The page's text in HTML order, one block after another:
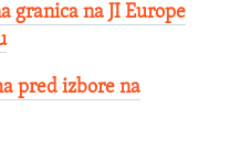
granica na JI Europe
pred izbore na